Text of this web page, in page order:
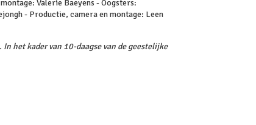
Valerie Baeyens - Oogsters:
- Productie, camera en montage: Leen
het kader van 10-daagse van de geestelijke